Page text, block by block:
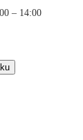
– 14:00